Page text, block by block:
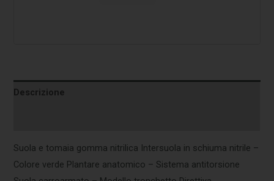
Descrizione
Suola e tomaia gomma nitrilica Intersuola in schiuma nitrile –
Colore verde Plantare anatomico – Sistema antitorsione